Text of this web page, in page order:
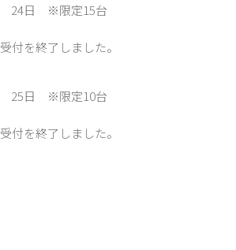
24日 ※限定15台
受付を終了しました。
25日 ※限定10台
受付を終了しました。